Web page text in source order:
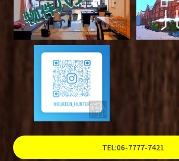
TEL:06-7777-7421